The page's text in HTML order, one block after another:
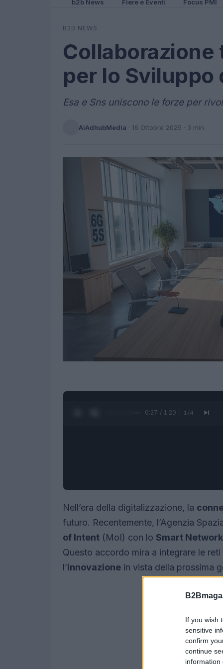
If you wish
sensitive
confirm
continue
information
b2b News Fiere e Eventi Focus PMI
B2B NEWS
Collaborazione
per lo Sviluppo
Esa e Sns uniscono le forze per
AiAdhubMedia · 16 Ottobre 2025 · 3 min
0:28 / 1:20 1 /4
Nell’era della digitalizzazione, la
futuro. Recentemente, l’Agenzia
of Intent (MoI) con lo Smart
Questo accordo mira a integrare le
l’innovazione in vista della prossima